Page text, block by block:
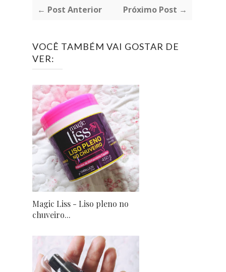
← Post Anterior Próximo Post →
VOCÊ TAMBÉM VAI GOSTAR DE
VER:
Magic Liss - Liso pleno no
chuveiro...